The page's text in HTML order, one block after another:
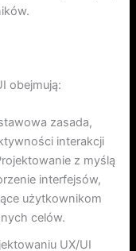
obejmują:
zasada,
interakcji
z myślą
interfejsów,
użytkownikom
celów.
UX/UI